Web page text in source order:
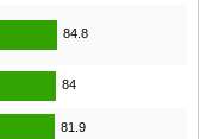
84.8
84
81.9